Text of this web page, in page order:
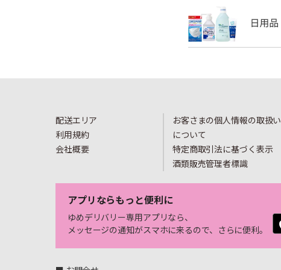
配送エリア
利用規約
会社概要
お客さまの個人情報の取扱い
について
特定商取引法に基づく表示
酒類販売管理者標識
アプリならもっと便利に
ゆめデリバリー専用アプリなら、
メッセージの通知がスマホに来るので、さらに便利。